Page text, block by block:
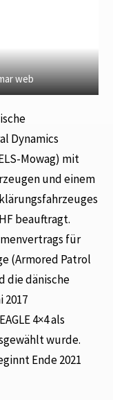
web
Dynamics
Mowag) mit
und einem
beauftragt.
für
(Armored Patrol
die dänische
2017
4×4 als
wurde.
Ende 2021